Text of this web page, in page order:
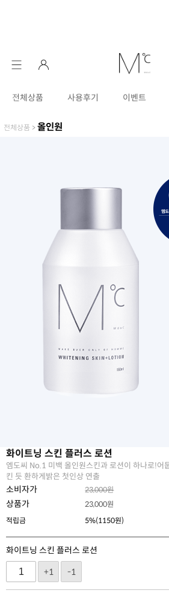
전체상품 사용후기 이벤트
전체상품 > 올인원
화이트닝 스킨 플러스 로션
엠도씨 No.1 미백 올인원스킨과 로션이 하나로!어
킨 듯 환하게밝은 첫인상 연출
소비자가 23,000원
상품가 23,000원
적립금
5%(1150원)
화이트닝 스킨 플러스 로션
+1
-1